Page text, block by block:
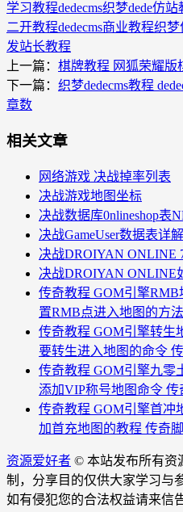
学习教程dedecms织梦dede仿站
二开教程dedecms商业教程织梦
发站长教程
上一篇： 棋牌教程 网狐荣耀版
下一篇： 织梦dedecms教程
章数
相关文章
网络游戏 决战掉率列表
决战游戏地图坐标
决战数据库0nlineshop表
决战GameUser数据表详
决战DROIYAN ONLINE
决战DROIYAN ONLINE
传奇教程 GOM引擎
置RMB点进入地图的方
传奇教程 GOM引擎转生
要转生进入地图的命令
传奇教程 GOM引擎九零
添加VIP称号地图命令 传
传奇教程 GOM引擎首冲
加首充地图的教程 传奇
资源爱好者 © 本站发布所有资
制，分享目的仅供大家学习与
如有侵犯您的合法权益请来信